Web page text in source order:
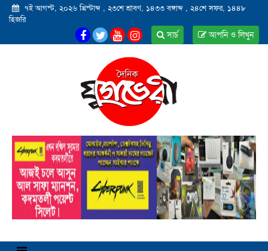
৭ই আগস্ট, ২০২৬ খ্রিস্টাব্দ , ২৩শে শ্রাবণ, ১৪৩৩ বঙ্গাব্দ , ২৪শে সফর, ১৪৪৮
হিজরি
আপনি ও লিখুন
সার্চ